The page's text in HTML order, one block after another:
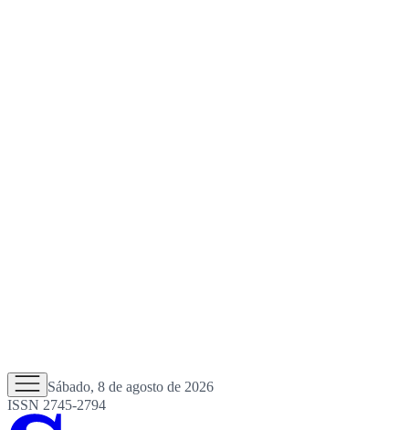
Sábado, 8 de agosto de 2026
ISSN 2745-2794